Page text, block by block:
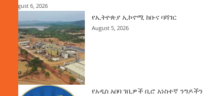
August 6, 2026
የኢትዮጵያ ኢኮኖሚ ከቡና ባሻገር
August 5, 2026
የአዲስ አበባ ገቢዎች ቢሮ አነስተኛ ንግዶችን